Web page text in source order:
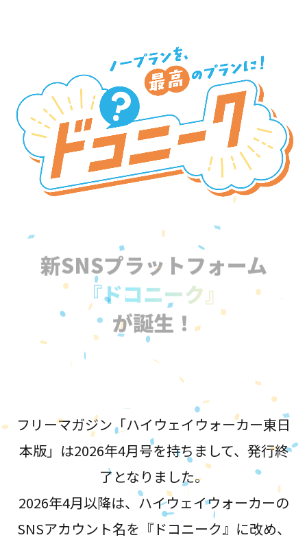
新SNSプラットフォーム
『ドコニーク』
が誕生！
フリーマガジン「ハイウェイウォーカー東日
本版」は2026年4月号を持ちまして、発行終
了となりました。
2026年4月以降は、ハイウェイウォーカーの
SNSアカウント名を『ドコニーク』に改め、